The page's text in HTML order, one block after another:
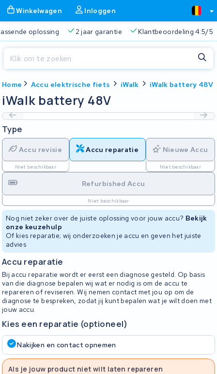
Winkelwagen Inloggen
oplossing 2 jaar garantie Klantbeoordeling 4.5/5
Home Accu elektrische fiets iWalk iWalk battery 48V
iWalk battery 48V
Type
Accu revisie
Niet beschikbaar
Accu reparatie Nieuwe Accu
Niet beschikbaar
Refurbished Accu
Niet beschikbaar
Nog niet zeker over de juiste oplossing voor jouw accu? Bekijk
onze keuzehulp
Of kies reparatie; wij onderzoeken je accu en geven het juiste
advies
Accu reparatie
Bij accu reparatie wordt er eerst een diagnose gesteld. Op basis
van die diagnose bepalen wij wat er nodig is om de accu te
repareren of reviseren. Wij nemen contact met jou op om de
diagnose te bespreken, zodat jij kunt bepalen wat je wilt doen met
jouw accu.
Kies een reparatie (optioneel)
Nakijken en contact opnemen
Als je jouw product niet wilt laten repareren
Sluiten
Je winkelwagen is leeg.
Gratis verzending Altijd een passende oplossing 2
Sluiten
Begin te typen in de zoekbalk om te zoeken